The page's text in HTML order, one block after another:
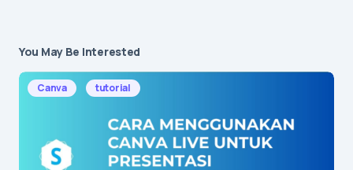
You May Be Interested
Canva tutorial